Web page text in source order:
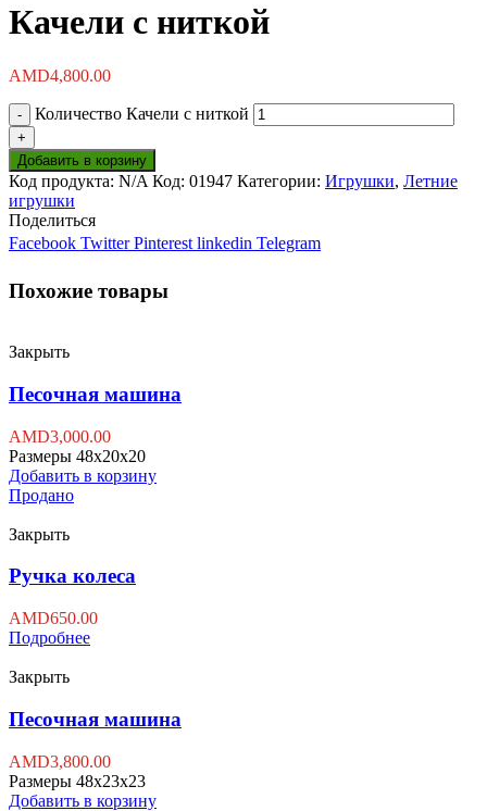
Качели с ниткой
AMD4,800.00
Количество Качели с ниткой
Добавить в корзину
Код продукта: N/A Код: 01947 Категории: Игрушки, Летние
игрушки
Поделиться
Facebook Twitter Pinterest linkedin Telegram
Похожие товары
Закрыть
Песочная машина
AMD3,000.00
Размеры 48x20x20
Добавить в корзину
Продано
Закрыть
Ручка колеса
AMD650.00
Подробнее
Закрыть
Песочная машина
AMD3,800.00
Размеры 48x23x23
Добавить в корзину